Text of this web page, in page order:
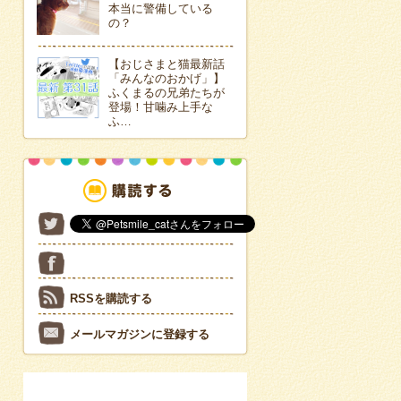
本当に警備している
の？
【おじさまと猫最新話
「みんなのおかげ」】
ふくまるの兄弟たちが
登場！甘噛み上手な
ふ…
RSSを購読する
メールマガジンに登録する